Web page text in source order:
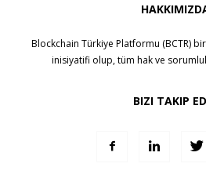
Blockchain Türkiye Platformu (BCTR) bir
inisiyatifi olup, tüm hak ve
BIZI TAKIP